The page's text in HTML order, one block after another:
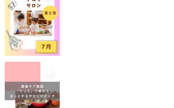
富士山
遺産センター
幼児